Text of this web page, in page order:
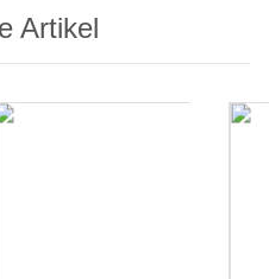
Artikel